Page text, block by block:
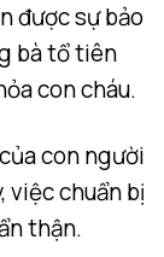
được sự bảo
bà tổ tiên
con cháu.
con người
việc chuẩn bị
thận.